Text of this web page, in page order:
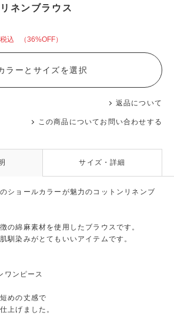
ネンブラウス
（36%OFF）
税込
返品について
この商品についてお問い合わせする
ラーとサイズを選択
サイズ・詳細
ショールカラーが魅力のコットンリネンブ
の綿麻素材を使用したブラウスです。
馴染みがとてもいいアイテムです。
ワンピース
めの丈感で
上げました。